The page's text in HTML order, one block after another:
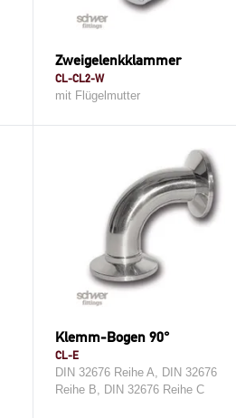
Zweigelenkklammer
CL-CL2-W
mit Flügelmutter
Klemm-Bogen 90°
CL-E
DIN 32676 Reihe A, DIN 32676
Reihe B, DIN 32676 Reihe C